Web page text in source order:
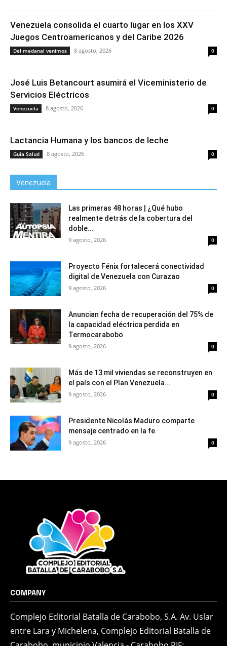
Venezuela consolida el cuarto lugar en los XXV
Juegos Centroamericanos y del Caribe 2026
Del medanal venimos 8 agosto, 2026 0
José Luis Betancourt asumirá el Viceministerio de
Servicios Eléctricos
Venezuela 8 agosto, 2026 0
Lactancia Humana y los bancos de leche
Guía Salud 8 agosto, 2026 0
Venezuela
Las primeras 48 horas | ¿Qué hubo
realmente detrás de la cobertura del
doble...
9 agosto, 2026 0
Proyecto Fénix fortalecerá conectividad
digital de Venezuela con Curazao
9 agosto, 2026 0
Anuncian fecha de recuperación del 75% de
la capacidad eléctrica perdida en
Termocarabobo
9 agosto, 2026 0
Más de 13 mil viviendas se reconstruyen en
el país con el Plan Venezuela...
9 agosto, 2026 0
Presidente Nicolás Maduro comparte
mensaje centrado en la fe
9 agosto, 2026 0
COMPANY
Complejo Editorial Batalla de Carabobo, S.A. Av. Uslar
entre Lara y Michelena, Complejo Editorial Batalla de